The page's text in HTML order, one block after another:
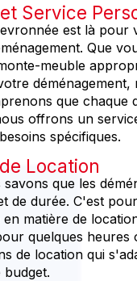
Service
est là pour
Que
meuble
que chaque
offrons un
spécifiques.
Location
savons que les
de durée. C'est
matière de
quelques heures
de location qui